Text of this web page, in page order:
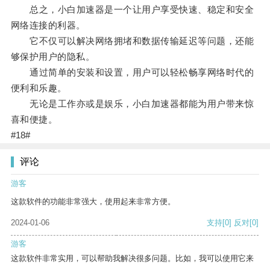
总之，小白加速器是一个让用户享受快速、稳定和安全
网络连接的利器。
它不仅可以解决网络拥堵和数据传输延迟等问题，还能
够保护用户的隐私。
通过简单的安装和设置，用户可以轻松畅享网络时代的
便利和乐趣。
无论是工作亦或是娱乐，小白加速器都能为用户带来惊
喜和便捷。
#18#
评论
游客
这款软件的功能非常强大，使用起来非常方便。
2024-01-06 支持[0] 反对[0]
游客
这款软件非常实用，可以帮助我解决很多问题。比如，我可以使用它来